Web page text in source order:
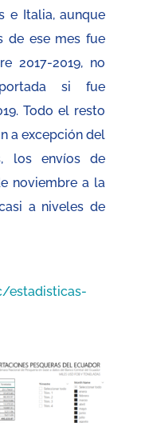
e Italia, aunque
de ese mes fue
2017-2019, no
si fue
Todo el resto
a excepción del
los envíos de
noviembre a la
a niveles de
estadisticas-